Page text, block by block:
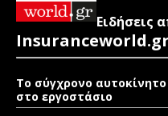
Ειδήσεις
Insuranceworld.gr
Το σύγχρονο
στο εργοστάσιο